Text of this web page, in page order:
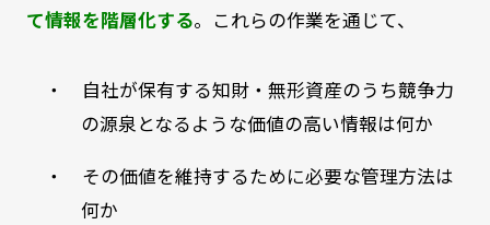
て情報を階層化する。これらの作業を通じて、
・ 自社が保有する知財・無形資産のうち競争力
の源泉となるような価値の高い情報は何か
・ その価値を維持するために必要な管理方法は
何か